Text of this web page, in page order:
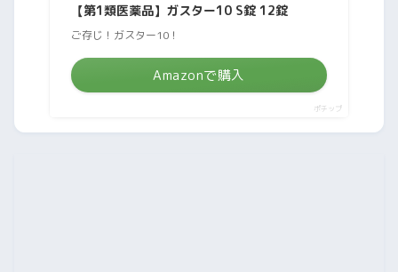
【第1類医薬品】ガスター10 S錠 12錠
ご存じ！ガスター10！
Amazonで購入
ポチップ